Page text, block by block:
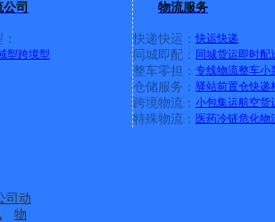
司
型跨境型
物流服务
快递快运： 快运快递
同城即配： 同城货运即时配
整车零担： 专线物流整车小
仓储服务： 驿站前置仓快递
跨境物流： 小包集运航空货
特殊物流： 医药冷链危化物
司动
物
政集团有限公司新疆维吾尔自治区叶城县
乡合作点